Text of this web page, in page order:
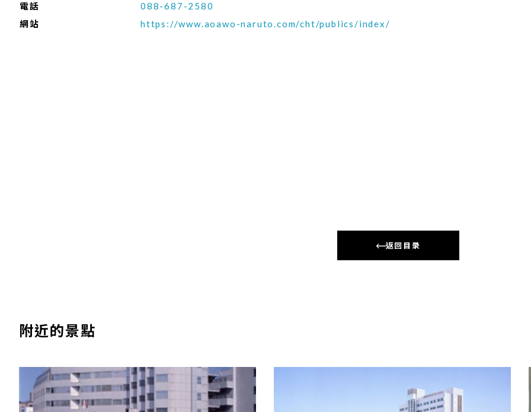
電話
088-687-2580
網站
https://www.aoawo-naruto.com/cht/publics/index/
返回目录
附近的景點